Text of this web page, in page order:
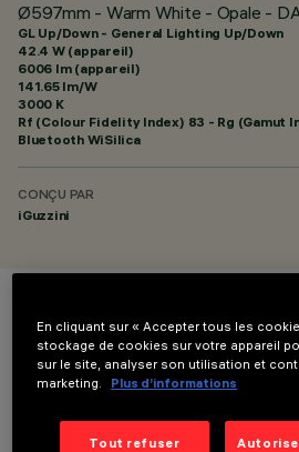
Ø597mm - Warm White - Opale -
GL Up/Down - General Lighting Up/Down
42.4 W (appareil)
6006 lm (appareil)
141.65 lm/W
3000 K
Rf (Colour Fidelity Index) 83 - Rg (Gamut
Bluetooth WiSilica
CONÇU PAR
iGuzzini
COULEUR
En cliquant sur « Accepter tous les
stockage de cookies sur votre appareil
sur le site, analyser son utilisation et
marketing.
Plus d’informations
Tout refuser